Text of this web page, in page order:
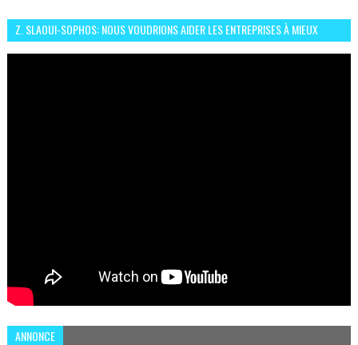
Z. SLAOUI-SOPHOS: NOUS VOUDRIONS AIDER LES ENTREPRISES À MIEUX
ANNONCE